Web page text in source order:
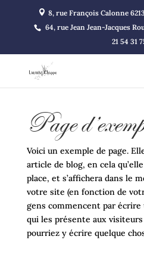
8, rue François Calonne
64, rue Jean Jean-Jacques
21 54 31
Page
Voici un exemple de page.
article de blog, en cela
place, et s’affichera dans le
votre site (en fonction de
gens commencent par écrire
qui les présente aux
pourriez y écrire quelque